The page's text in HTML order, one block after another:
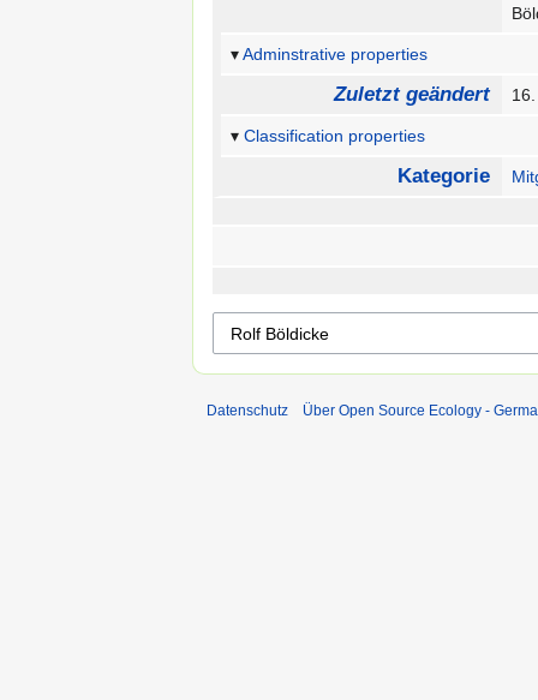
Adminstrative properties
Zuletzt geändert
Classification properties
Kategorie
Datenschutz Über Open Source Ecology -